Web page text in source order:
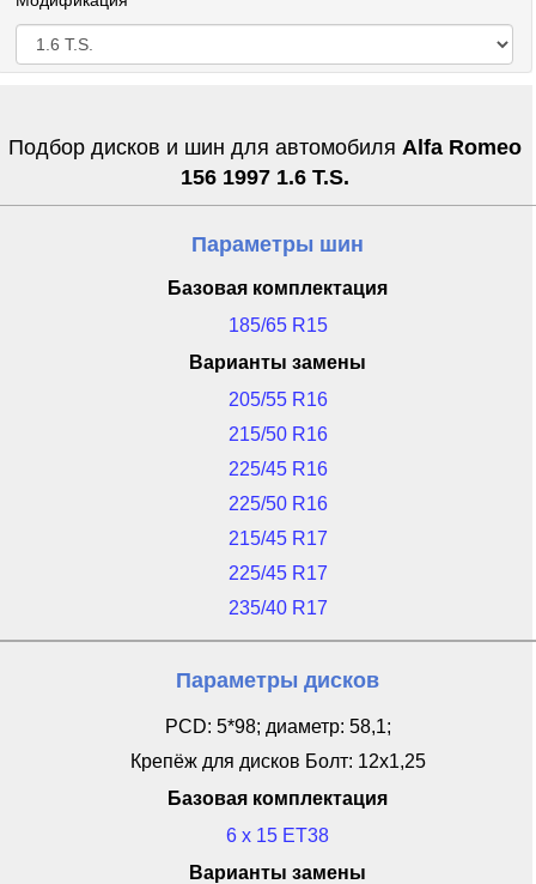
Подбор дисков и шин для автомобиля Alfa Romeo
156 1997 1.6 T.S.
Параметры шин
Базовая комплектация
185/65 R15
Варианты замены
205/55 R16
215/50 R16
225/45 R16
225/50 R16
215/45 R17
225/45 R17
235/40 R17
Параметры дисков
PCD: 5*98; диаметр: 58,1;
Крепёж для дисков Болт: 12x1,25
Базовая комплектация
6 x 15 ET38
Варианты замены